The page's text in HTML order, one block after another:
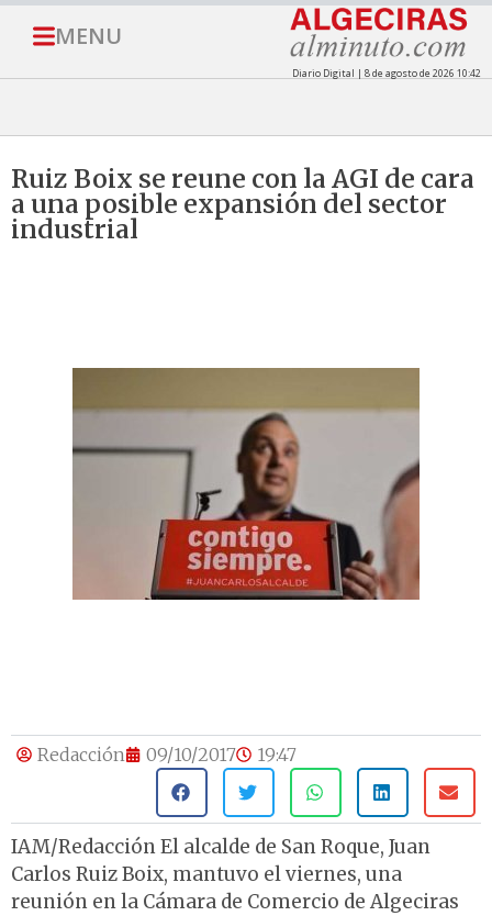
MENU
Diario Digital | 8 de agosto de 2026 10:42
Ruiz Boix se reune con la AGI de cara
a una posible expansión del sector
industrial
Redacción 09/10/2017 19:47
IAM/Redacción El alcalde de San Roque, Juan
Carlos Ruiz Boix, mantuvo el viernes, una
reunión en la Cámara de Comercio de Algeciras